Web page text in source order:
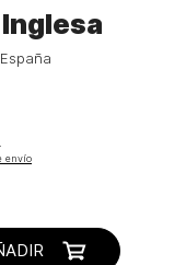
España
envío